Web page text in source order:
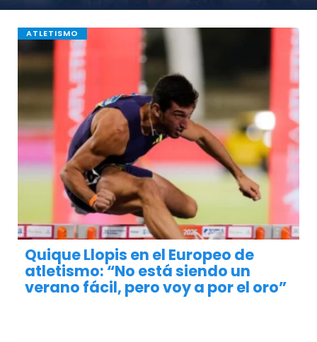
ATLETISMO
Quique Llopis en el Europeo de
atletismo: “No está siendo un
verano fácil, pero voy a por el oro”